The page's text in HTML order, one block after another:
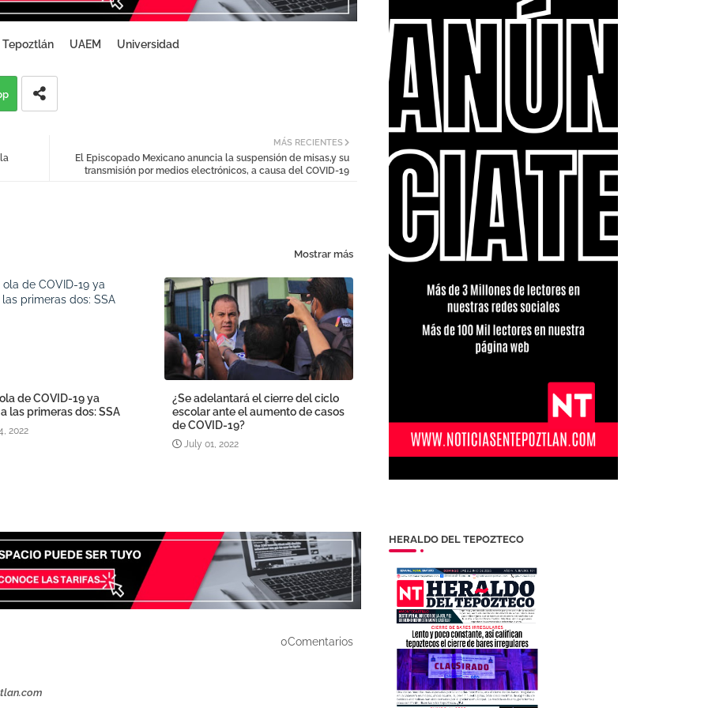
Tepoztlán UAEM Universidad
MÁS RECIENTES
El Episcopado Mexicano anuncia la suspensión de misas,y su
transmisión por medios electrónicos, a causa del COVID-19
Mostrar más
de COVID-19 ya
las primeras dos: SSA
2022
¿Se adelantará el cierre del ciclo
escolar ante el aumento de casos
de COVID-19?
July 01, 2022
0Comentarios
HERALDO DEL TEPOZTECO